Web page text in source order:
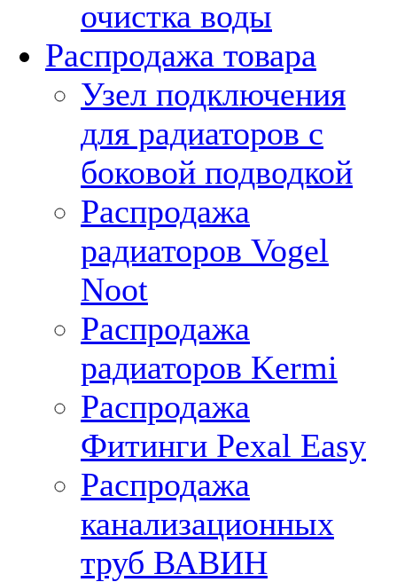
очистка воды
Распродажа товара
Узел подключения
для радиаторов с
боковой подводкой
Распродажа
радиаторов Vogel
Noot
Распродажа
радиаторов Kermi
Распродажа
Фитинги Pexal Easy
Распродажа
канализационных
труб ВАВИН